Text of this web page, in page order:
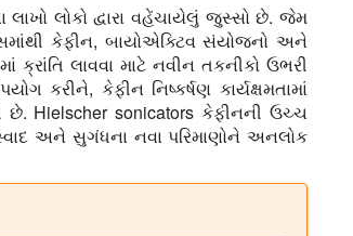
લોકો દ્વારા વહેંચાયેલું જુસ્સો છે. જેમ
કેફીન, બાયોએક્ટિવ સંયોજનો અને
ક્રાંતિ લાવવા માટે નવીન તકનીકો ઉભરી
કરીને, કેફીન નિષ્કર્ષણ કાર્યક્ષમતામાં
Hielscher sonicators કેફીનની ઉચ્ચ
અને સુગંધના નવા પરિમાણોને અનલોક